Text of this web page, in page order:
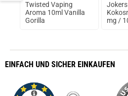
Twisted Vaping
Aroma 10ml Vanilla
Gorilla
mg /
EINFACH UND SICHER EINKAUFEN